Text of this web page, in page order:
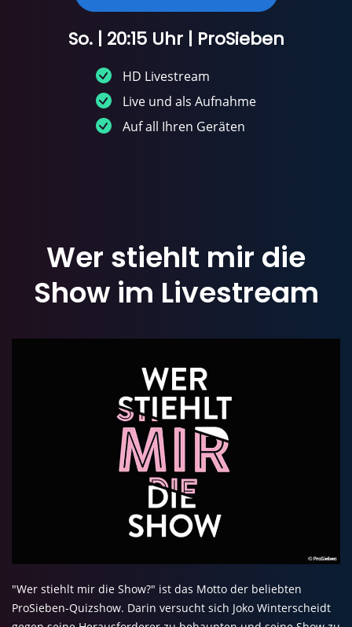
So. | 20:15 Uhr | ProSieben
HD Livestream
Live und als Aufnahme
Auf all Ihren Geräten
Wer stiehlt mir die
Show im Livestream
"Wer stiehlt mir die Show?" ist das Motto der beliebten
ProSieben-Quizshow. Darin versucht sich Joko Winterscheidt